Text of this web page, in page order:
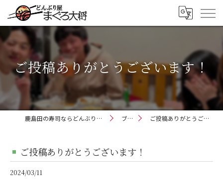
ご投稿ありがとうございます！
鹿島田の寿司ならどんぶり屋まぐろ大将 ブログ ご投稿ありがとうございます！
ご投稿ありがとうございます！
2024/03/11